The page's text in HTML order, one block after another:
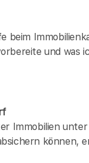
beim
und was
Immobilien unter
können,